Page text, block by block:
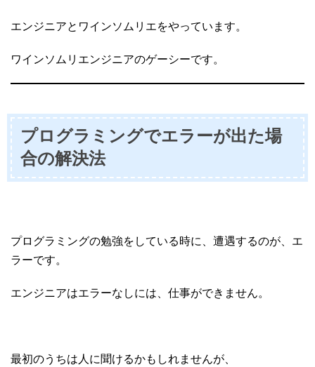
エンジニアとワインソムリエをやっています。
ワインソムリエンジニアのゲーシーです。
プログラミングでエラーが出た場
合の解決法
プログラミングの勉強をしている時に、遭遇するのが、エ
ラーです。
エンジニアはエラーなしには、仕事ができません。
最初のうちは人に聞けるかもしれませんが、